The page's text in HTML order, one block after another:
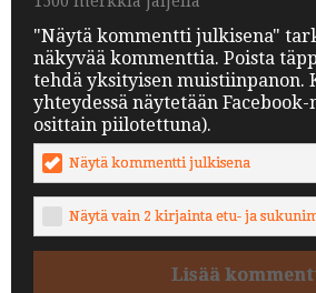
"Näytä kommentti julkisena"
näkyvää kommenttia. Poista
tehdä yksityisen muistiinpanon.
yhteydessä näytetään
osittain piilotettuna).
Näytä kommentti julkisena
Näytä vain 2 kirjainta etu- ja
Lisää